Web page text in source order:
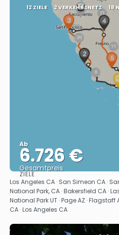
12 ZIELE 2 VERKEHRSNETZ 18
Ab
6.726 €
Gesamtpreis
Sehen
ZIELE
Los Angeles CA · San Simeon CA ·
National Park, CA · Bakersfield CA ·
National Park UT · Page AZ · Flagstaff
CA · Los Angeles CA